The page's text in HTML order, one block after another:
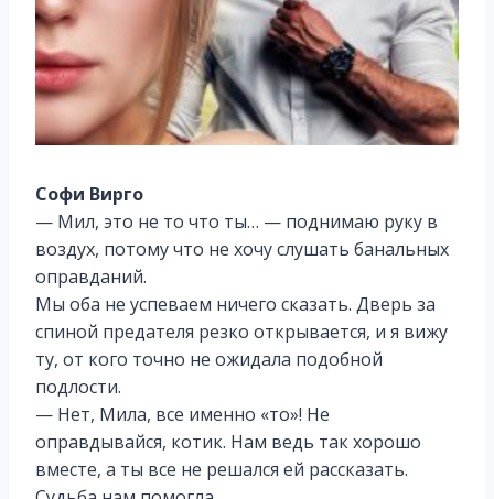
Софи Вирго
— Мил, это не то что ты… — поднимаю руку в
воздух, потому что не хочу слушать банальных
оправданий.
Мы оба не успеваем ничего сказать. Дверь за
спиной предателя резко открывается, и я вижу
ту, от кого точно не ожидала подобной
подлости.
— Нет, Мила, все именно «то»! Не
оправдывайся, котик. Нам ведь так хорошо
вместе, а ты все не решался ей рассказать.